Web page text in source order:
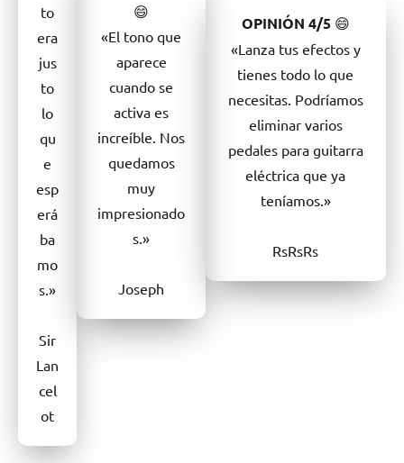
to
era
jus
to
lo
qu
e
esp
erá
ba
mo
s.»
Sir
Lan
cel
ot
😄
«El tono que
aparece
cuando se
activa es
increíble. Nos
quedamos
muy
impresionado
s.»
Joseph
OPINIÓN 4/5😄
«Lanza tus efectos y
tienes todo lo que
necesitas. Podríamos
eliminar varios
pedales para guitarra
eléctrica que ya
teníamos.»
RsRsRs